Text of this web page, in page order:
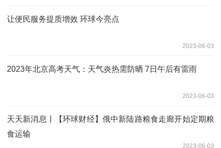
让便民服务提质增效 环球今亮点
2023-06-03
2023年北京高考天气：天气炎热需防晒 7日午后有雷雨
2023-06-03
天天新消息丨【环球财经】俄中新陆路粮食走廊开始定期粮
食运输
2023-06-03